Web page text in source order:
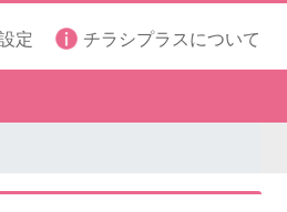
定 チラシプラスについて